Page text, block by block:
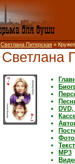
Светлана Питерская »
MP3